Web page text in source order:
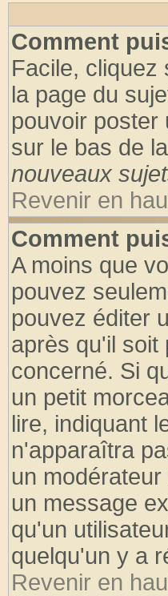
Comment
Facile, cliquez
la page du
pouvoir poster
sur le bas de
nouveaux
Revenir en
Comment
A moins que
pouvez
pouvez éditer
après qu'il
concerné. Si
un petit
lire, indiquant
n'apparaîtra
un
un message
qu'un
quelqu'un y a
Revenir en